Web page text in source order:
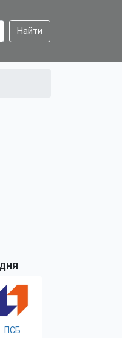
Найти
ПСБ